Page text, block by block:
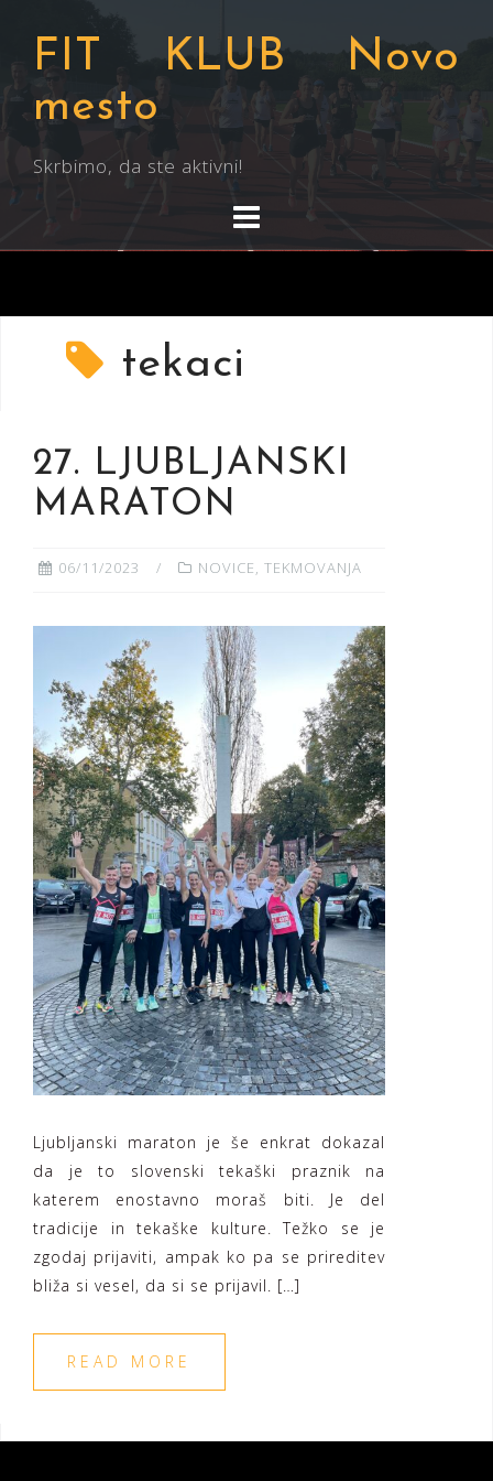
contentFIT KLUB Novo
mesto
Skrbimo, da ste aktivni!
tekaci
27. LJUBLJANSKI
MARATON
06/11/2023 NOVICE, TEKMOVANJA
Ljubljanski maraton je še enkrat dokazal
da je to slovenski tekaški praznik na
katerem enostavno moraš biti. Je del
tradicije in tekaške kulture. Težko se je
zgodaj prijaviti, ampak ko pa se prireditev
bliža si vesel, da si se prijavil. […]
READ MORE